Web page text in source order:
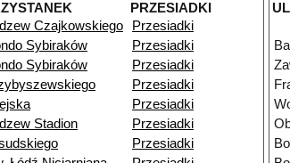
PRZESIADKI
Czajkowskiego
Przesiadki
Sybiraków
Przesiadki
Sybiraków
Przesiadki
Przesiadki
Przesiadki
Stadion
Przesiadki
Przesiadki